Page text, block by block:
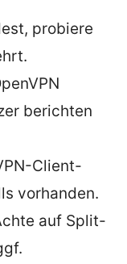
probiere
berichten
Client-
vorhanden.
auf Split-